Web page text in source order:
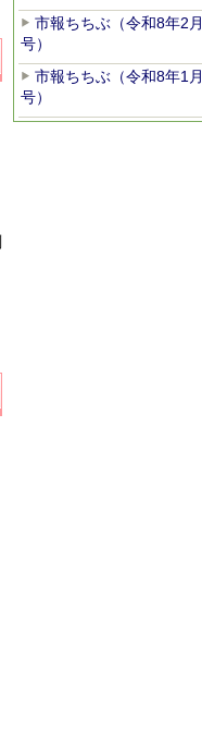
市報ちちぶ（令和8年2月
号）
市報ちちぶ（令和8年1月
号）